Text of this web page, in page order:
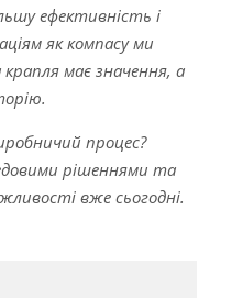
ефективність і
як компасу ми
має значення, а
процес?
рішеннями та
вже сьогодні.